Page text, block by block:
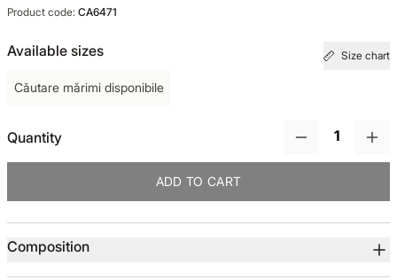
Product code: CA6471
Available sizes Size chart
Căutare mărimi disponibile
Quantity
ADD TO CART
Composition
GARDEROBA DE VACANTA
TOTUL DE LA -50%